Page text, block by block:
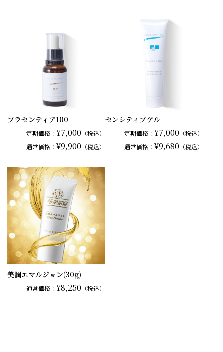
プラセンティア100
定期価格：¥7,000 （税込）
通常価格：¥9,900 （税込）
センシティブゲル
定期価格： ¥7,000 （税込）
通常価格： ¥9,680 （税込）
美潤エマルジョン(30g)
通常価格：¥8,250 （税込）